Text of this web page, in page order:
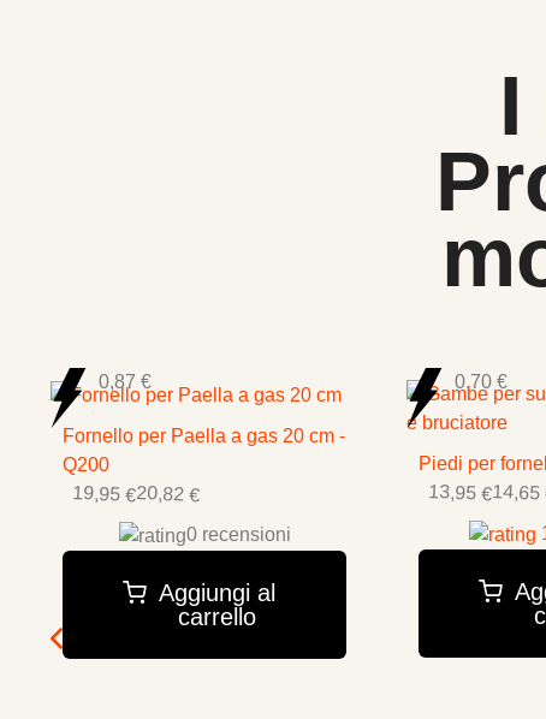
0,87 €
Fornello per Paella a gas 20 cm -
Q200
19,95 €20,82 €
0 recensioni
Aggiungi al
carrello
0,70 €
Piedi per
13,95 €14,65